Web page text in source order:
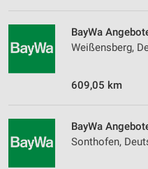
BayWa
Weißensberg,
609,05 km
BayWa
Sonthofen,